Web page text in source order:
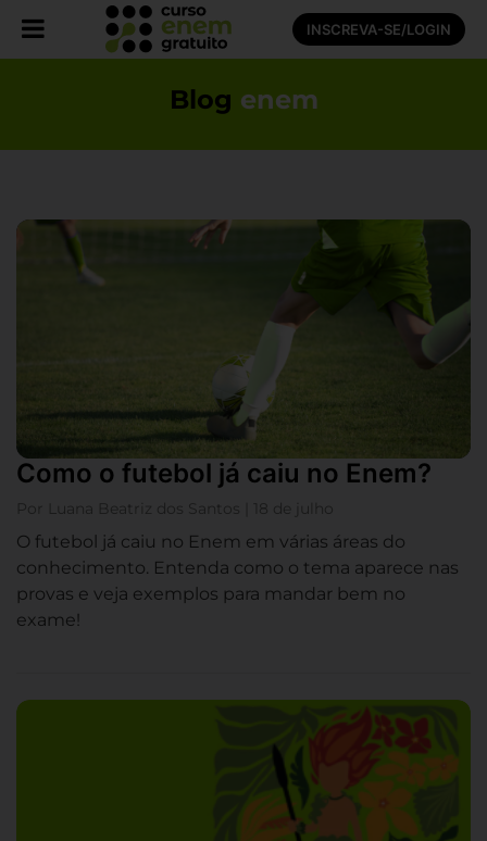
INSCREVA-SE/LOGIN
Blog enem
Como o futebol já caiu no Enem?
Por Luana Beatriz dos Santos | 18 de julho
O futebol já caiu no Enem em várias áreas do
conhecimento. Entenda como o tema aparece nas
provas e veja exemplos para mandar bem no
exame!